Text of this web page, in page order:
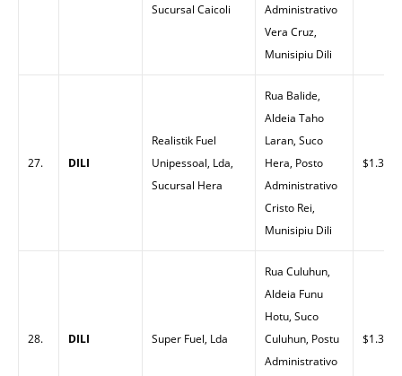
Sucursal Caicoli
Administrativo
Vera Cruz,
Munisipiu Dili
27. DILI
Realistik Fuel
Unipessoal, Lda,
Sucursal Hera
Rua Balide,
Aldeia Taho
Laran, Suco
Hera, Posto
Administrativo
Cristo Rei,
Munisipiu Dili
$1.30
28. DILI Super Fuel, Lda
Rua Culuhun,
Aldeia Funu
Hotu, Suco
Culuhun, Postu
Administrativo
$1.33